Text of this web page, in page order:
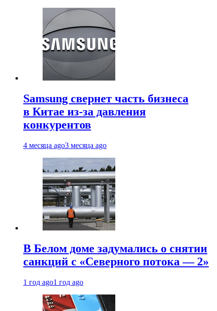
Samsung свернет часть бизнеса
в Китае из-за давления
конкурентов
4 месяца ago3 месяца ago
В Белом доме задумались о снятии
санкций с «Северного потока — 2»
1 год ago1 год ago